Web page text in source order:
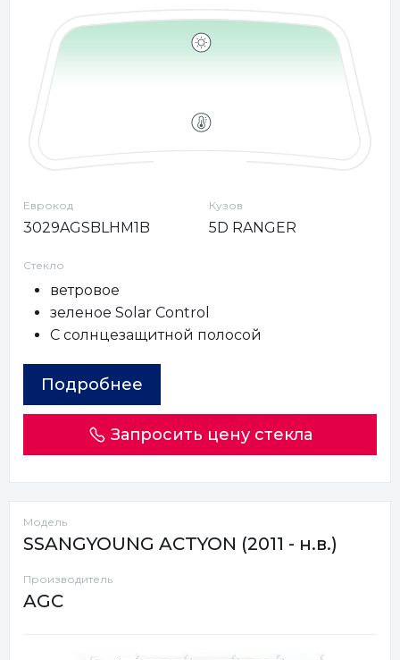
Еврокод
3029AGSBLHM1B
Кузов
5D RANGER
Стекло
ветровое
зеленое Solar Control
С солнцезащитной полосой
Подробнее
Запросить цену стекла
Модель
SSANGYOUNG ACTYON (2011 - н.в.)
Производитель
AGC